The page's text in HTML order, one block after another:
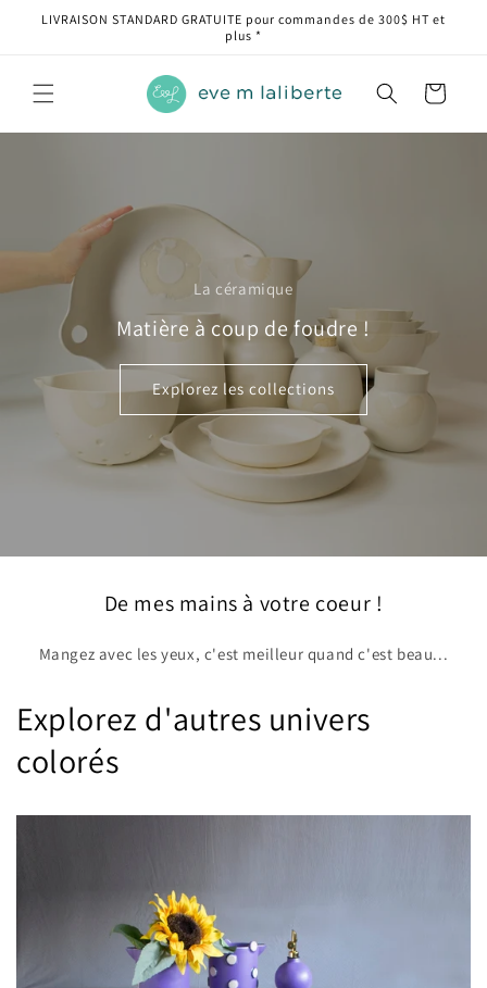
passer
LIVRAISON STANDARD GRATUITE pour commandes de 300$ HT et
plus *
Panier
La céramique
Matière à coup de foudre !
Explorez les collections
De mes mains à votre coeur !
Mangez avec les yeux, c'est meilleur quand c'est beau...
Explorez d'autres univers
colorés